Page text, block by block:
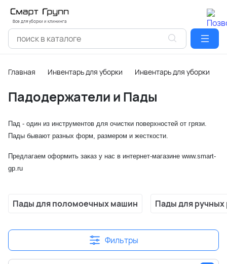
Все для уборки и клининга
Главная Инвентарь для уборки Инвентарь для уборки пола
Падодержатели и Пады
Пад - один из инструментов для очистки поверхностей от грязи.
Пады бывают разных форм, размером и жесткости.
Предлагаем оформить заказ у нас в интернет-магазине www.smart-
gp.ru
Пады для поломоечных машин Пады для ручных
Фильтры